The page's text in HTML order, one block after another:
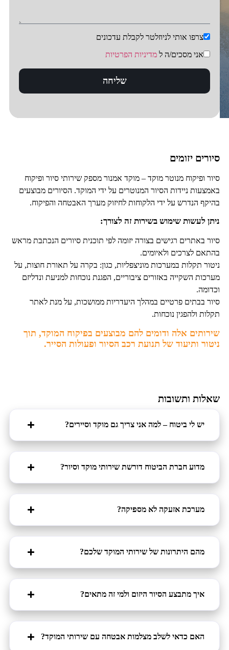
צרפו אותי לניוזלטר לקבלת עדכונים
אני מסכים/ה ל מדיניות הפרטיות
שליחה
סיורים יזומים
סיור ופיקוח מנוטר מוקד – מוקד אמנור מספק שירותי סיור ופיקוח
באמצעות ניידות הסיור המנוטרים על ידי המוקד. הסיורים מבוצעים
בהיקף הנדרש על ידי הלקוחות לחיזוק מערך האבטחה והפיקוח.
ניתן לעשות שימוש בשירות זה לצורך:
סיור באתרים רגישים בצורה יזומה לפי תוכנית סיורים הנכתבת מראש
בהתאם לצרכים ולאיומים.
ניטור תקלות במערכות מוניצפליות, כגון: בקרה על תאורת חוצות, על
מערכות השקייה באזורים ציבוריים, הפגנת נוכחות למניעת ונדליזם
וכדומה.
סיור בבתים פרטיים במהלך היעדריות ממושכות, על מנת לאתר
תקלות ולהפגין נוכחות.
שירותים אלה ודומים להם מבוצעים בפיקוח המוקד, תוך
ניטור ותיעוד של תנועת רכב הסיור ופעולות הסייר.
שאלות ותשובות
יש לי ביטוח – למה אני צריך גם מוקד וסיירים?
מדוע חברת הביטוח דורשת שירותי מוקד וסיור?
מערכת אזעקה לא מספיקה?
מהם היתרונות של שירותי המוקד שלכם?
איך מתבצע הסיור היזום ולמי זה מתאים?
האם כדאי לשלב מצלמות אבטחה עם שירותי המוקד?